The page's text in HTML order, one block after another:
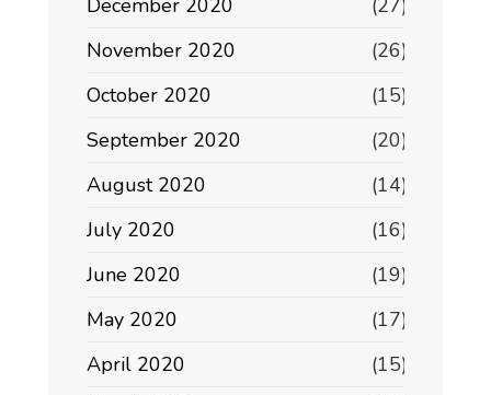
December 2020
(27)
November 2020
(26)
October 2020
(15)
September 2020
(20)
August 2020
(14)
July 2020
(16)
June 2020
(19)
May 2020
(17)
April 2020
(15)